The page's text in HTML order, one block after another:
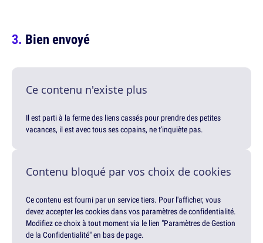
Bien envoyé
Ce contenu n'existe plus
Il est parti à la ferme des liens cassés pour prendre des petites
vacances, il est avec tous ses copains, ne t'inquiète pas.
Contenu bloqué par vos choix de cookies
Ce contenu est fourni par un service tiers. Pour l'afficher, vous
devez accepter les cookies dans vos paramètres de confidentialité.
Modifiez ce choix à tout moment via le lien "Paramètres de Gestion
de la Confidentialité" en bas de page.